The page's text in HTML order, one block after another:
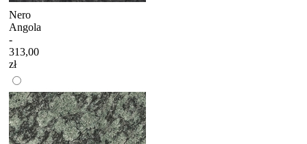
Nero
Angola
-
313,00
zł